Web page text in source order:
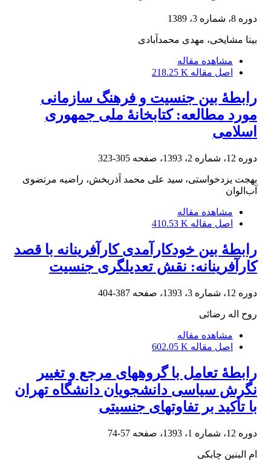
دوره 8، شماره 3، 1389
بیتا مشایخی، مهدی محمدآبادی
مشاهده مقاله
اصل مقاله 218.25 K
رابطۀ بین جنسیت و فرهنگ سازمانی
مورد مطالعه: کتابخانۀ ملی جمهوری
اسلامی
دوره 12، شماره 2، 1393، صفحه 305-323
بهجت یزدخواستی، سید علی محمد آذربخش، راضیه مرتضوی
آب‌الوان
مشاهده مقاله
اصل مقاله 410.53 K
رابطۀ بین خودکارآمدی کارآفرینانه با قصد
کارآفرینانه: نقش تعدیلگری جنسیت
دوره 12، شماره 3، 1393، صفحه 387-404
روح اله رضائی
مشاهده مقاله
اصل مقاله 602.05 K
رابطۀ تعامل با گروه‏های مرجع و تغییر
نگرش سیاسی دانشجویان دانشگاه تهران
با تأکید بر تفاوت‏های جنسیتی
دوره 12، شماره 1، 1393، صفحه 57-74
ام البنین چابکی